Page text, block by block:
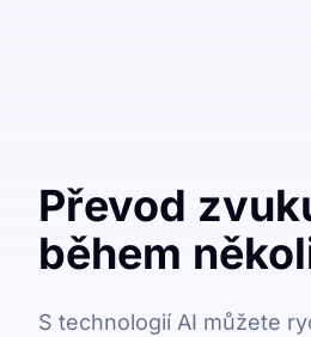
Převod
během
S technologií AI můžete